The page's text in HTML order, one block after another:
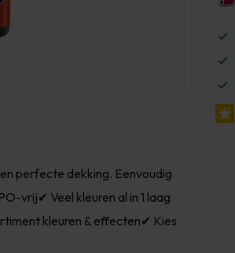
perfecte dekking. Eenvoudig
vrij✔ Veel kleuren al in 1 laag
kleuren & effecten✔ Kies